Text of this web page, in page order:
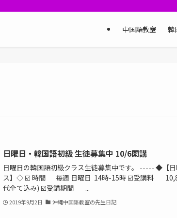
中国語教室 韓
日曜日・韓国語初級 生徒募集中 10/6開講
日曜日の韓国語初級クラス生徒募集中です。 ----- ◆【
ス】◇ ☑️ 時間 毎週 日曜日 14時-15時 ☑️受講料
代全て込み) ☑️受講期間 ...
2019年9月2日 沖縄中国語教室の先生日記